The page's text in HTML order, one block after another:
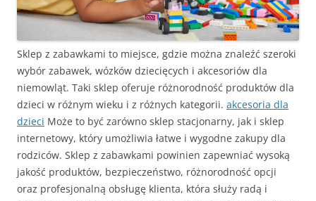
Sklep z zabawkami to miejsce, gdzie można znaleźć szeroki
wybór zabawek, wózków dziecięcych i akcesoriów dla
niemowląt. Taki sklep oferuje różnorodność produktów dla
dzieci w różnym wieku i z różnych kategorii. akcesoria dla
dzieci Może to być zarówno sklep stacjonarny, jak i sklep
internetowy, który umożliwia łatwe i wygodne zakupy dla
rodziców. Sklep z zabawkami powinien zapewniać wysoką
jakość produktów, bezpieczeństwo, różnorodność opcji
oraz profesjonalną obsługę klienta, która służy radą i